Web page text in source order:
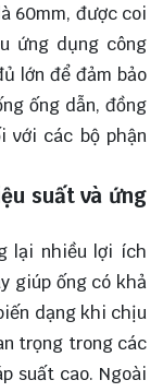
60mm, được coi
ứng dụng công
lớn để đảm bảo
ống dẫn, đồng
với các bộ phận
suất và ứng
lại nhiều lợi ích
giúp ống có khả
dạng khi chịu
trọng trong các
suất cao. Ngoài